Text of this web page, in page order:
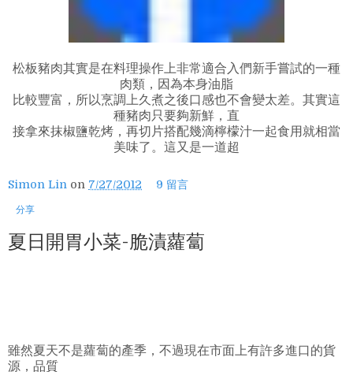
松板豬肉其實是在料理操作上非常適合入們新手嘗試的一種
肉類，因為本身油脂
比較豐富，所以烹調上久煮之後口感也不會變太差。其實這
種豬肉只要夠新鮮，直
接拿來抹椒鹽乾烤，再切片搭配幾滴檸檬汁一起食用就相當
美味了。這又是一道超
Simon Lin on 7/27/2012 9 留言
分享
夏日開胃小菜-脆漬蘿蔔
雖然夏天不是蘿蔔的產季，不過現在市面上有許多進口的貨
源，品質